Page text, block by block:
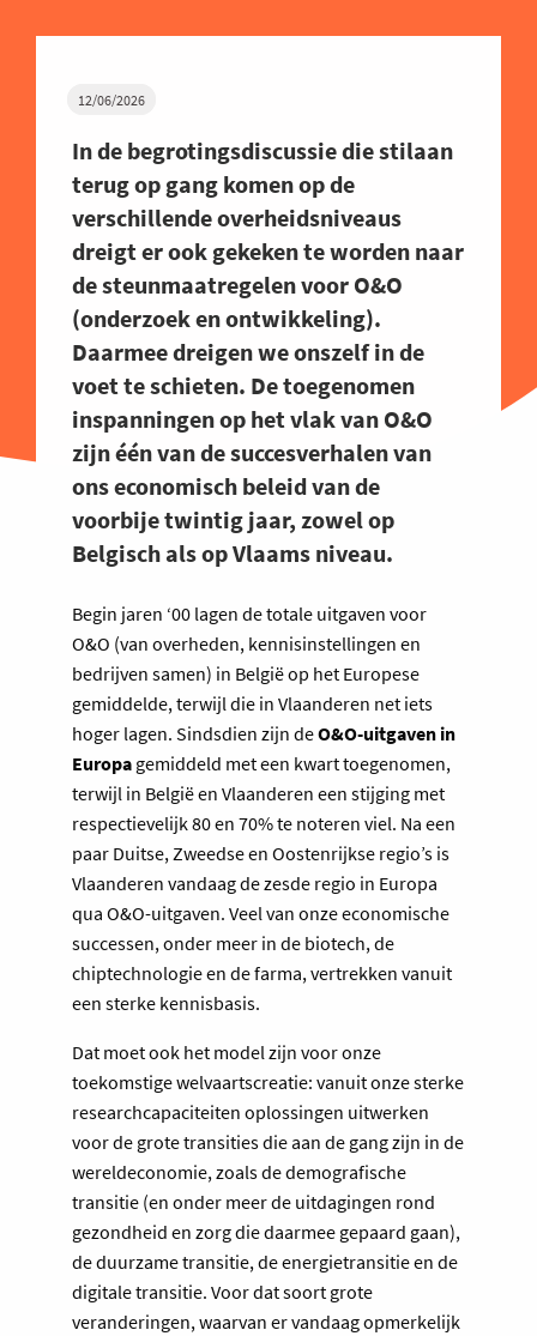
12/06/2026
In de begrotingsdiscussie die stilaan
terug op gang komen op de
verschillende overheidsniveaus
dreigt er ook gekeken te worden naar
de steunmaatregelen voor O&O
(onderzoek en ontwikkeling).
Daarmee dreigen we onszelf in de
voet te schieten. De toegenomen
inspanningen op het vlak van O&O
zijn één van de succesverhalen van
ons economisch beleid van de
voorbije twintig jaar, zowel op
Belgisch als op Vlaams niveau.
Begin jaren ‘00 lagen de totale uitgaven voor
O&O (van overheden, kennisinstellingen en
bedrijven samen) in België op het Europese
gemiddelde, terwijl die in Vlaanderen net iets
hoger lagen. Sindsdien zijn deO&O-uitgaven in
Europa gemiddeld met een kwart toegenomen,
terwijl in België en Vlaanderen een stijging met
respectievelijk 80 en 70% te noteren viel. Na een
paar Duitse, Zweedse en Oostenrijkse regio’s is
Vlaanderen vandaag de zesde regio in Europa
qua O&O-uitgaven. Veel van onze economische
successen, onder meer in de biotech, de
chiptechnologie en de farma, vertrekken vanuit
een sterke kennisbasis.
Dat moet ook het model zijn voor onze
toekomstige welvaartscreatie: vanuit onze sterke
researchcapaciteiten oplossingen uitwerken
voor de grote transities die aan de gang zijn in de
wereldeconomie, zoals de demografische
transitie (en onder meer de uitdagingen rond
gezondheid en zorg die daarmee gepaard gaan),
de duurzame transitie, de energietransitie en de
digitale transitie. Voor dat soort grote
veranderingen, waarvan er vandaag opmerkelijk